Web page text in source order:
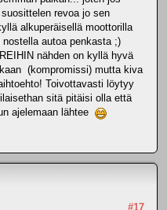
revoa jo sen
alkuperäisellä moottorilla
autoa penkasta ;)
nähden on kyllä hyvä
(kompromissi) mutta kiva
Toivottavasti löytyy
sitä pitäisi olla että
ajelemaan lähtee
#17